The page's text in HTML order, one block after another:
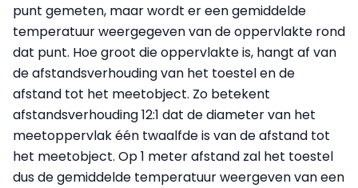
punt gemeten, maar wordt er een gemiddelde
temperatuur weergegeven van de oppervlakte rond
dat punt. Hoe groot die oppervlakte is, hangt af van
de afstandsverhouding van het toestel en de
afstand tot het meetobject. Zo betekent
afstandsverhouding 12:1 dat de diameter van het
meetoppervlak één twaalfde is van de afstand tot
het meetobject. Op 1 meter afstand zal het toestel
dus de gemiddelde temperatuur weergeven van een